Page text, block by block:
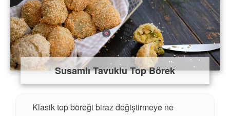
Susamlı Tavuklu Top Börek
Klasik top böreği biraz değiştirmeye ne